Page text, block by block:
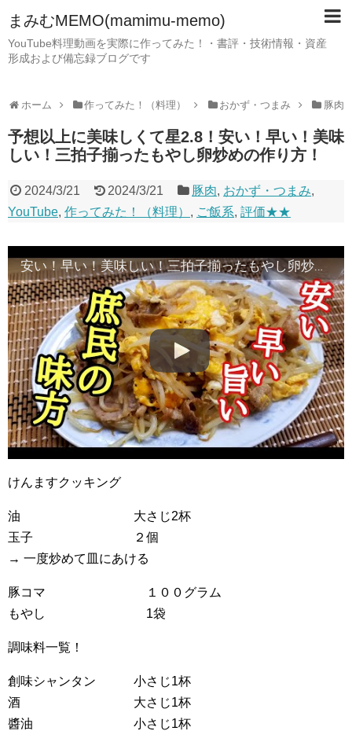
まみむMEMO(mamimu-memo)
YouTube料理動画を実際に作ってみた！・書評・技術情報・資産
形成および備忘録ブログです
ホーム 作ってみた！（料理） おかず・つまみ 豚肉
予想以上に美味しくて星2.8！安い！早い！美味
しい！三拍子揃ったもやし卵炒めの作り方！
2024/3/21 2024/3/21 豚肉, おかず・つまみ,
YouTube, 作ってみた！（料理） , ご飯系, 評価★★
安い！早い！美味しい！三拍子揃ったもやし卵炒めの作り方！
けんますクッキング
油 大さじ2杯
玉子 ２個
→ 一度炒めて皿にあける
豚コマ １００グラム
もやし 1袋
調味料一覧！
創味シャンタン 小さじ1杯
酒 大さじ1杯
醬油 小さじ1杯